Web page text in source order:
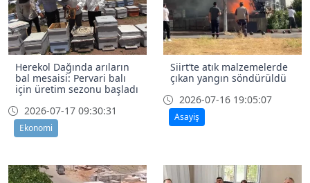
Herekol Dağında arıların
bal mesaisi: Pervari balı
için üretim sezonu başladı
2026-07-17 09:30:31
Ekonomi
Siirt’te atık malzemelerde
çıkan yangın söndürüldü
2026-07-16 19:05:07
Asayiş